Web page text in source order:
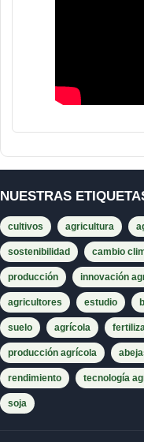
NUESTRAS
cultivos agricultura
sostenibilidad cambio
producción innovación
agricultores estudio
suelo agrícola
producción agrícola
rendimiento tecnología
soja